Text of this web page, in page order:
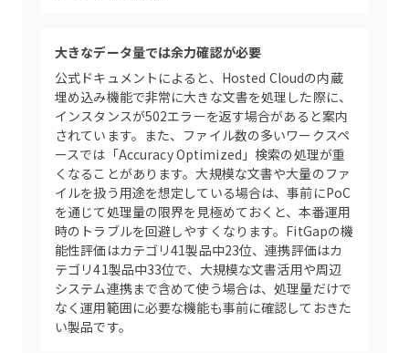
大きなデータ量では余力確認が必要
公式ドキュメントによると、Hosted Cloudの内蔵
埋め込み機能で非常に大きな文書を処理した際に、
インスタンスが502エラーを返す場合があると案内
されています。また、ファイル数の多いワークスペ
ースでは「Accuracy Optimized」検索の処理が重
くなることがあります。大規模な文書や大量のファ
イルを扱う用途を想定している場合は、事前にPoC
を通じて処理量の限界を見極めておくと、本番運用
時のトラブルを回避しやすくなります。FitGapの機
能性評価はカテゴリ41製品中23位、連携評価はカ
テゴリ41製品中33位で、大規模な文書活用や周辺
システム連携まで含めて使う場合は、処理量だけで
なく運用範囲に必要な機能も事前に確認しておきた
い製品です。